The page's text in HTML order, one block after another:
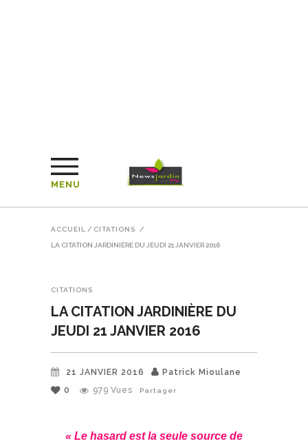
MENU
ACCUEIL / CITATIONS /
LA CITATION JARDINIÈRE DU JEUDI 21 JANVIER 2016
CITATIONS
LA CITATION JARDINIÈRE DU
JEUDI 21 JANVIER 2016
21 JANVIER 2016
Patrick Mioulane
0
979 Vues Partager
« Le hasard est la seule source de